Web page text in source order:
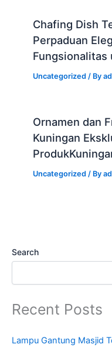
Chafing Dish
Perpaduan
Fungsionalitas
Uncategorized / By
Ornamen dan
Kuningan
Uncategorized / By
Search
Recent Posts
Lampu Gantung Masjid